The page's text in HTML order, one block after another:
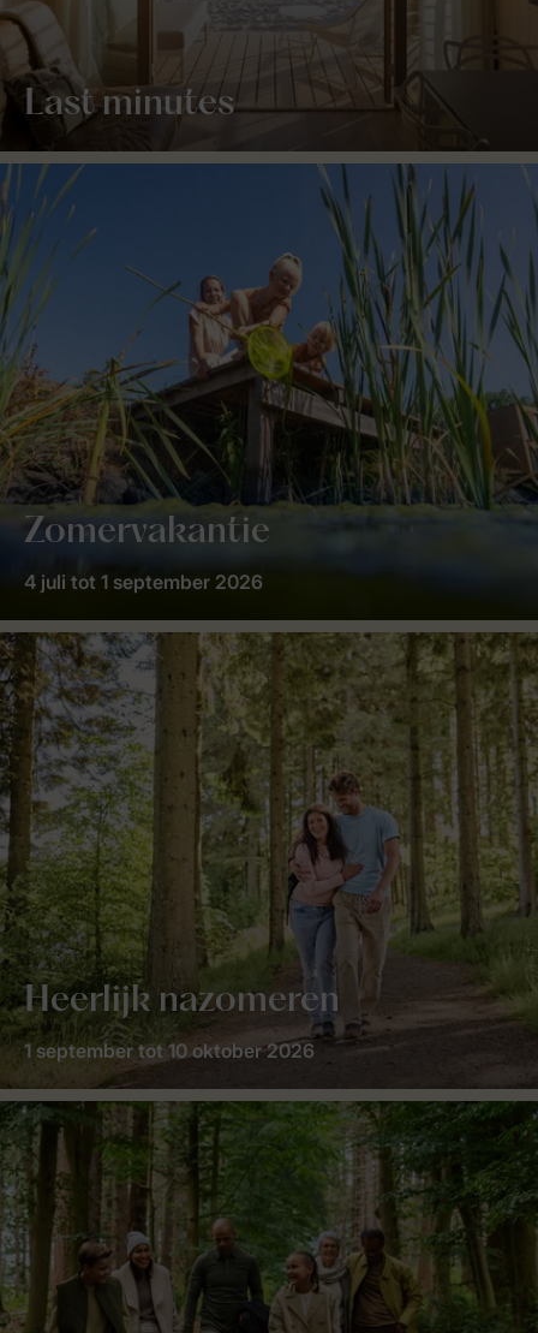
Last minutes
Zomervakantie
4 juli tot 1 september 2026
Heerlijk nazomeren
1 september tot 10 oktober 2026